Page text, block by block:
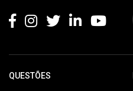
QUESTÕES